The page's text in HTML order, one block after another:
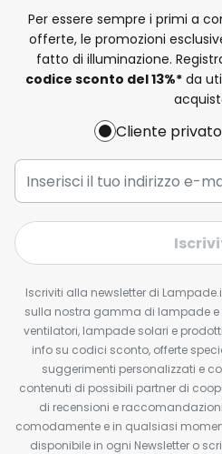
Per essere sempre i primi a
offerte, le promozioni
fatto di illuminazione.
codice sconto del13%*da
Cliente privato
Iscriviti alla newsletter di
sulla nostra gamma di lampade e
ventilatori, lampade solari e
info su codici sconto, offerte
suggerimenti personalizzati e
contenuti di possibili partner di
di recensioni e
comodamente e in qualsiasi
disponibile in ogni Newsletter o